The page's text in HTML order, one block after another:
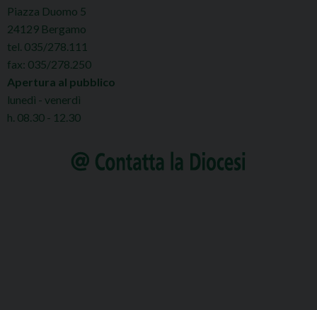
Piazza Duomo 5
24129 Bergamo
tel. 035/278.111
fax: 035/278.250
Apertura al pubblico
lunedì - venerdì
h. 08.30 - 12.30